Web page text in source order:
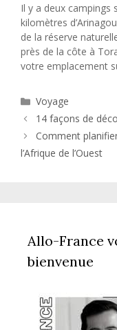
Il y a deux campings
kilomètres
de la réserve
près de la côte à
votre emplacement
Catégories
Voyage
14 façons de
Comment
l’Afrique de l’Ouest
Allo-France
bienvenue